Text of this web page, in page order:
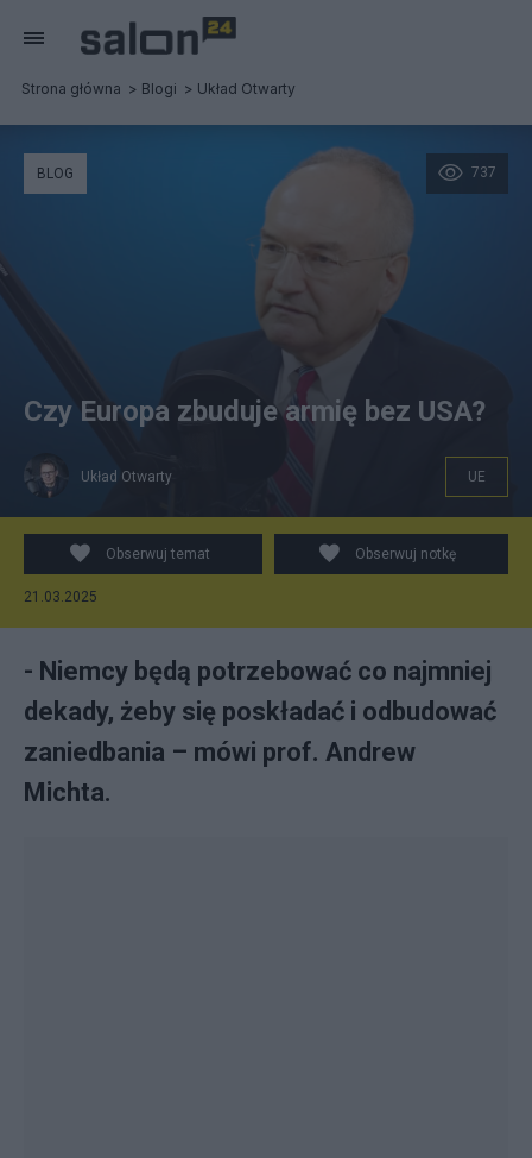
Strona główna Blogi Układ Otwarty
737
BLOG
Czy Europa zbuduje armię bez USA?
Układ Otwarty UE
Obserwuj temat Obserwuj notkę
21.03.2025
- Niemcy będą potrzebować co najmniej
dekady, żeby się poskładać i odbudować
zaniedbania – mówi prof. Andrew
Michta.